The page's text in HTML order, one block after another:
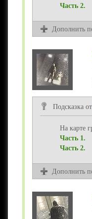
Часть 2.
Дополнить
Подсказка от
На карте
Часть 1.
Часть 2.
Дополнить